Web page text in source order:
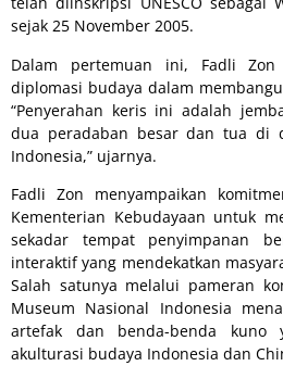
sejak 25 November 2005.
Dalam pertemuan ini, Fadli Zon
diplomasi budaya dalam
“Penyerahan keris ini adalah
dua peradaban besar dan tua di
Indonesia,” ujarnya.
Fadli Zon menyampaikan
Kementerian Kebudayaan untuk
sekadar tempat penyimpanan
interaktif yang mendekatkan
Salah satunya melalui pameran
Museum Nasional Indonesia
artefak dan benda-benda kuno
akulturasi budaya Indonesia dan